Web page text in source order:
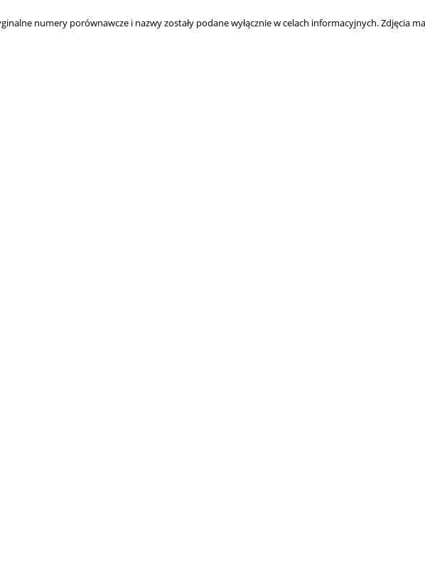
numery porównawcze i nazwy zostały podane wyłącznie w celach informacyjnych. Zdjęcia